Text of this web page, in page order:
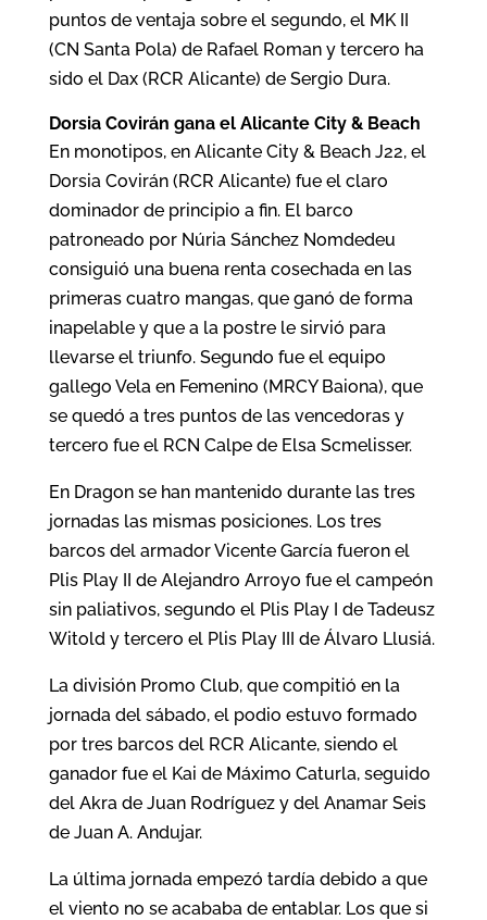
puntos de ventaja sobre el segundo, el MK II
(CN Santa Pola) de Rafael Roman y tercero ha
sido el Dax (RCR Alicante) de Sergio Dura.
Dorsia Covirán gana el Alicante City & Beach
En monotipos, en Alicante City & Beach J22, el
Dorsia Covirán (RCR Alicante) fue el claro
dominador de principio a fin. El barco
patroneado por Núria Sánchez Nomdedeu
consiguió una buena renta cosechada en las
primeras cuatro mangas, que ganó de forma
inapelable y que a la postre le sirvió para
llevarse el triunfo. Segundo fue el equipo
gallego Vela en Femenino (MRCY Baiona), que
se quedó a tres puntos de las vencedoras y
tercero fue el RCN Calpe de Elsa Scmelisser.
En Dragon se han mantenido durante las tres
jornadas las mismas posiciones. Los tres
barcos del armador Vicente García fueron el
Plis Play II de Alejandro Arroyo fue el campeón
sin paliativos, segundo el Plis Play I de Tadeusz
Witold y tercero el Plis Play III de Álvaro Llusiá.
La división Promo Club, que compitió en la
jornada del sábado, el podio estuvo formado
por tres barcos del RCR Alicante, siendo el
ganador fue el Kai de Máximo Caturla, seguido
del Akra de Juan Rodríguez y del Anamar Seis
de Juan A. Andujar.
La última jornada empezó tardía debido a que
el viento no se acababa de entablar. Los que si